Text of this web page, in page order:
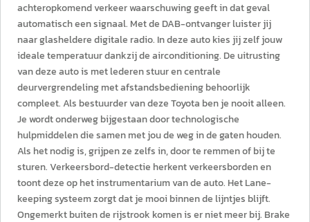
achteropkomend verkeer waarschuwing geeft in dat geval
automatisch een signaal. Met de DAB-ontvanger luister jij
naar glasheldere digitale radio. In deze auto kies jij zelf jouw
ideale temperatuur dankzij de airconditioning. De uitrusting
van deze auto is met lederen stuur en centrale
deurvergrendeling met afstandsbediening behoorlijk
compleet. Als bestuurder van deze Toyota ben je nooit alleen.
Je wordt onderweg bijgestaan door technologische
hulpmiddelen die samen met jou de weg in de gaten houden.
Als het nodig is, grijpen ze zelfs in, door te remmen of bij te
sturen. Verkeersbord-detectie herkent verkeersborden en
toont deze op het instrumentarium van de auto. Het Lane-
keeping systeem zorgt dat je mooi binnen de lijntjes blijft.
Ongemerkt buiten de rijstrook komen is er niet meer bij. Brake